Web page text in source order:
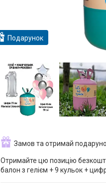
Подарунок
Замов та отримай
Отримайте цю позицію
балон з гелієм + 9 кульок +